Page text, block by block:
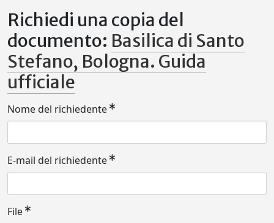
Richiedi una copia del
documento: Basilica di Santo
Stefano, Bologna. Guida
ufficiale
Nome del richiedente
E-mail del richiedente
File